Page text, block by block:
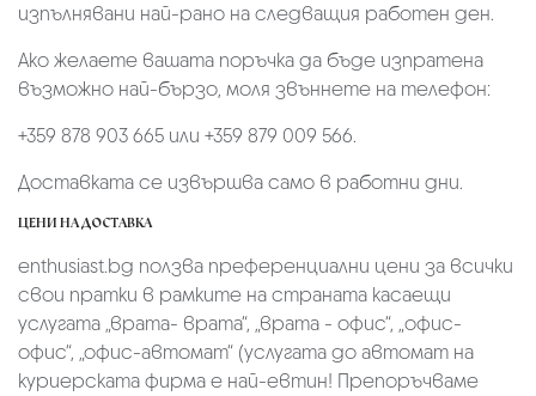
изпълнявани най-рано на следващия работен ден.
Ако желаете вашата поръчка да бъде изпратена
възможно най-бързо, моля звъннете на телефон:
+359 878 903 665 или +359 879 009 566.
Доставката се извършва само в работни дни.
ЦЕНИ НА ДОСТАВКА
enthusiast.bg ползва преференциални цени за всички
свои пратки в рамките на страната касаещи
услугата „врата- врата“, „врата - офис“, „oфис-
офис“, „офис-автомат“ (услугата до автомат на
куриерската фирма е най-евтин! Препоръчваме